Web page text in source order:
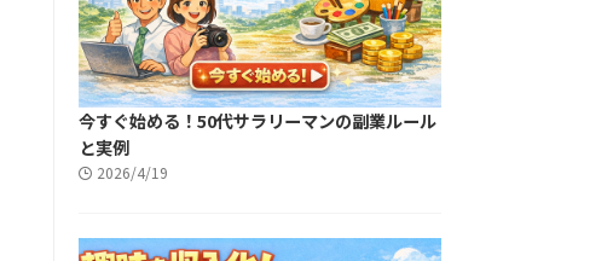
今すぐ始める！50代サラリーマンの副業ルール
と実例
2026/4/19